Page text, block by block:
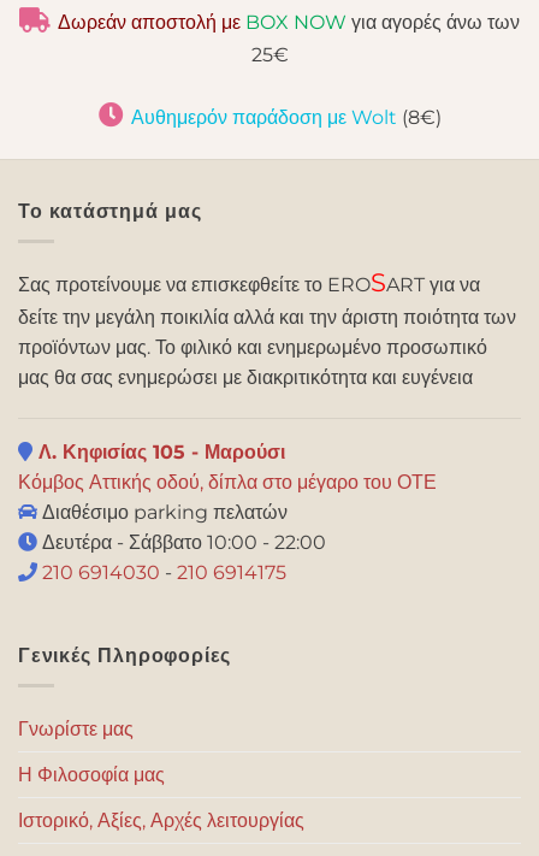
Δωρεάν αποστολή με BOX NOW για αγορές άνω των
25€
Αυθημερόν παράδοση με Wolt (8€)
Το κατάστημά μας
Σας προτείνουμε να επισκεφθείτε το EROSART για να
δείτε την μεγάλη ποικιλία αλλά και την άριστη ποιότητα των
προϊόντων μας. Το φιλικό και ενημερωμένο προσωπικό
μας θα σας ενημερώσει με διακριτικότητα και ευγένεια
Λ. Κηφισίας 105 - Μαρούσι
Κόμβος Αττικής οδού, δίπλα στο μέγαρο του ΟΤΕ
Διαθέσιμο parking πελατών
Δευτέρα - Σάββατο 10:00 - 22:00
210 6914030 - 210 6914175
Γενικές Πληροφορίες
Γνωρίστε μας
Η Φιλοσοφία μας
Ιστορικό, Αξίες, Αρχές λειτουργίας